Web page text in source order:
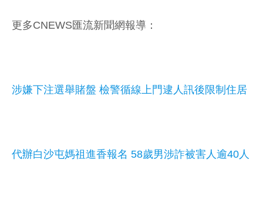
更多CNEWS匯流新聞網報導：
涉嫌下注選舉賭盤 檢警循線上門逮人訊後限制住居
代辦白沙屯媽祖進香報名 58歲男涉詐被害人逾40人